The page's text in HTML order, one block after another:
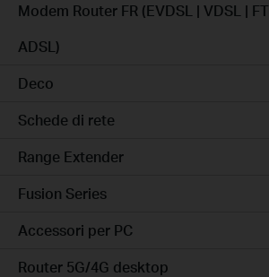
Modem Router FR (EVDSL | VDSL |
ADSL)
Deco
Schede di rete
Range Extender
Fusion Series
Accessori per PC
Router 5G/4G desktop